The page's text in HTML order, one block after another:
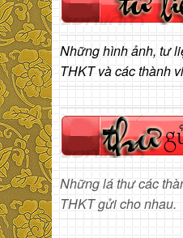
Những hình ảnh, tư
THKT và các thành
Những lá thư các
THKT gửi cho nhau.